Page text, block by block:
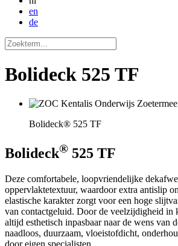
en
de
Bolideck 525 TF
Bolideck® 525 TF
Bolideck® 525 TF
Deze comfortabele, loopvriendelijke
oppervlaktetextuur, waardoor extra antislip
elastische karakter zorgt voor een hoge
van contactgeluid. Door de veelzijdigheid in
altijd esthetisch inpasbaar naar de wens van
naadloos, duurzaam, vloeistofdicht,
door eigen specialisten.